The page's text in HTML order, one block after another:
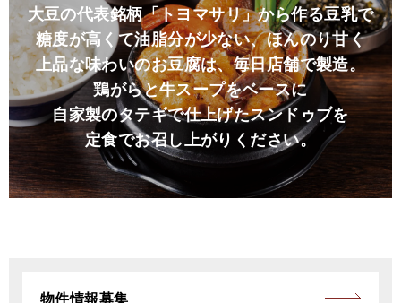
大豆の代表銘柄「トヨマサリ」から作る豆乳で
糖度が高くて油脂分が少ない、ほんのり甘く
上品な味わいのお豆腐は、毎日店舗で製造。
鶏がらと牛スープをベースに
自家製のタテギで仕上げたスンドゥブを
定食でお召し上がりください。
物件情報募集